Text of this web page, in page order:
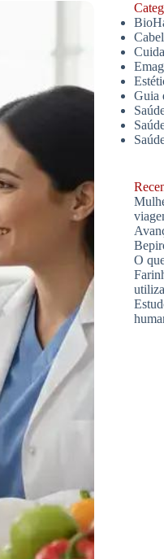
Guia
O